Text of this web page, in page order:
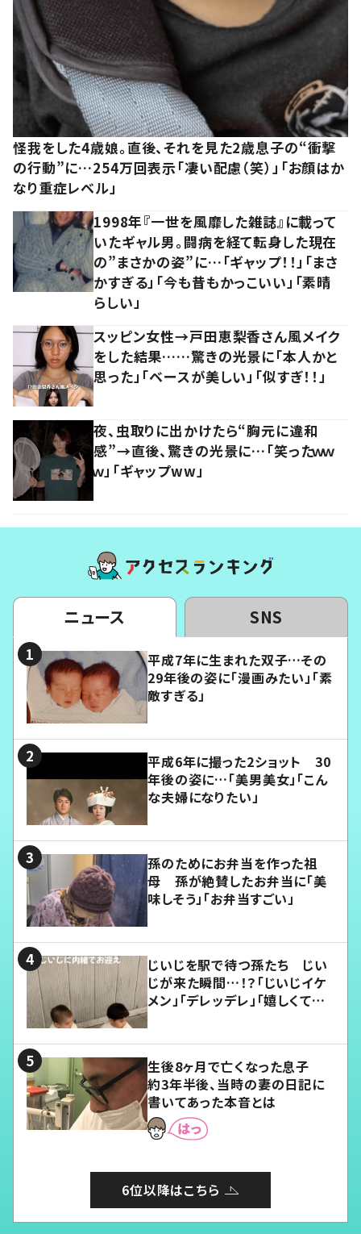
怪我をした4歳娘。直後、それを見た2歳息子の“衝撃
の行動”に…254万回表示「凄い配慮（笑）」「お顔はか
なり重症レベル」
1998年『一世を風靡した雑誌』に載って
いたギャル男。闘病を経て転身した現在
の”まさかの姿”に…「ギャップ！！」「まさ
かすぎる」「今も昔もかっこいい」「素晴
らしい」
スッピン女性→戸田恵梨香さん風メイク
をした結果……驚きの光景に「本人かと
思った」「ベースが美しい」「似すぎ！！」
夜、虫取りに出かけたら“胸元に違和
感”→直後、驚きの光景に…「笑ったｗｗ
ｗ」「ギャップww」
ニュース SNS
平成7年に生まれた双子…その
29年後の姿に「漫画みたい」「素
敵すぎる」
平成6年に撮った2ショット 30
年後の姿に…「美男美女」「こん
な夫婦になりたい」
孫のためにお弁当を作った祖
母 孫が絶賛したお弁当に「美
味しそう」「お弁当すごい」
じいじを駅で待つ孫たち じい
じが来た瞬間…！？「じいじイケ
メン」「デレッデレ」「嬉しくて可
生後8ヶ月で亡くなった息子
約3年半後、当時の妻の日記に
書いてあった本音とは
6位以降はこちら